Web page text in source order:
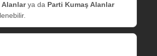
Alanlarya da Parti Kumaş Alanlar